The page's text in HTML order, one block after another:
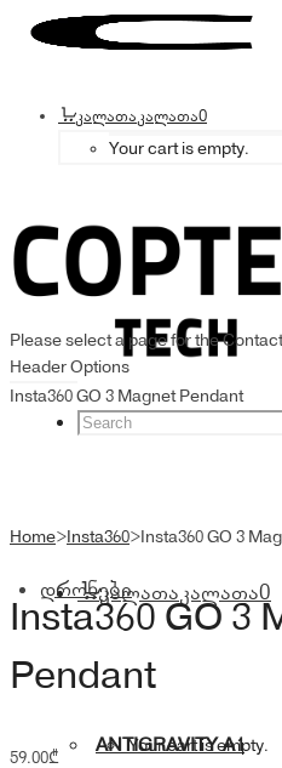
კალათაკალათა0
Your cart is empty.
კალათაკალათა0
Your cart is empty.
დრონები
ANTIGRAVITY A1
Please select a page for the
Header Options
Insta360 GO 3 Magnet Pendant
Home>Insta360>Insta360 GO 3
Insta360 GO 3
Pendant
59.00₾